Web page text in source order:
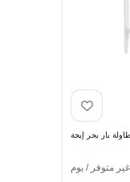
بار بحر إيجة
غير متوفر / يوم